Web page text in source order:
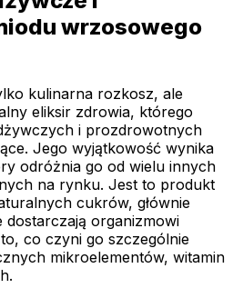
wrzosowego
kulinarna rozkosz, ale
eliksir zdrowia, którego
i prozdrowotnych
Jego wyjątkowość wynika
odróżnia go od wielu innych
na rynku. Jest to produkt
cukrów, głównie
organizmowi
co czyni go szczególnie
mikroelementów, witamin